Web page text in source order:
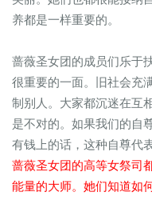
养都是一样重要的。
蔷薇圣女团的成员们乐于
很重要的一面。旧社会充
制别人。大家都沉迷在互
是不对的。如果我们的自
有钱上的话，这种自尊代
蔷薇圣女团的高等女祭司
能量的大师。她们知道如